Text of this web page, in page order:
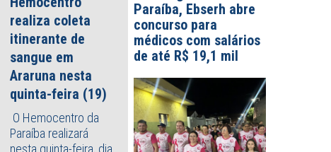
Julho 20, 2026
Criança morre e outra fica ferida
Julho 16, 2026
Três pessoas morrem e seis
realiza coleta
itinerante de
sangue em
Araruna nesta
quinta-feira (19)
O Hemocentro da
Paraíba realizará
nesta quinta-feira, dia
Paraíba, Ebserh abre
concurso para
médicos com salários
de até R$ 19,1 mil